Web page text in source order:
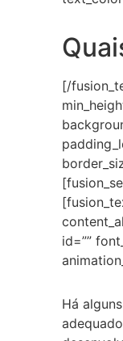
[/
id=””
Há